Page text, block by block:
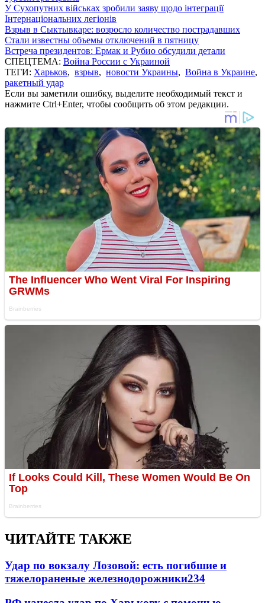
У Сухопутних військах зробили заяву щодо інтеграції
Інтернаціональних легіонів
Взрыв в Сыктывкаре: возросло количество пострадавших
Стали известны объемы отключений в пятницу
Встреча президентов: Ермак и Рубио обсудили детали
СПЕЦТЕМА: Война России с Украиной
ТЕГИ: Харьков, взрыв, новости Украины, Война в Украине,
ракетный удар
Если вы заметили ошибку, выделите необходимый текст и
нажмите Ctrl+Enter, чтобы сообщить об этом редакции.
ЧИТАЙТЕ ТАКЖЕ
Удар по вокзалу Лозовой: есть погибшие и
тяжелораненые железнодорожники234